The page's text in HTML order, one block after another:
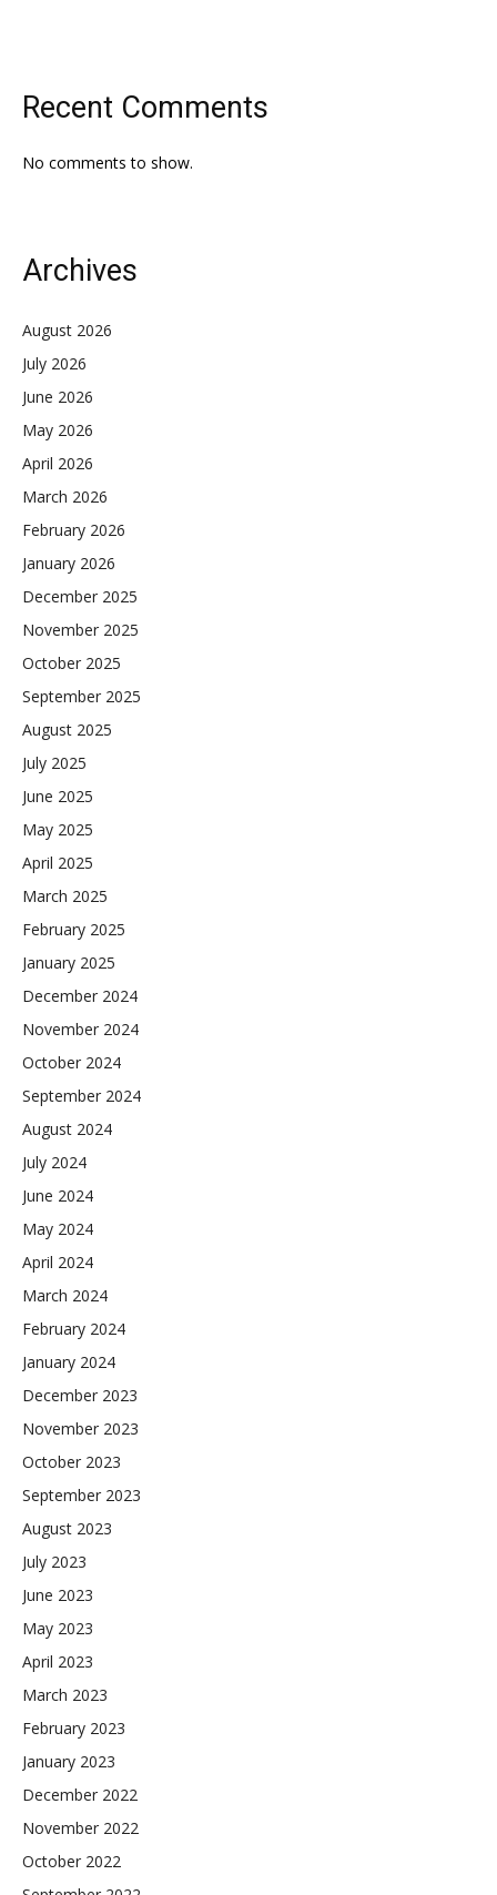
Recent Comments
No comments to show.
Archives
August 2026
July 2026
June 2026
May 2026
April 2026
March 2026
February 2026
January 2026
December 2025
November 2025
October 2025
September 2025
August 2025
July 2025
June 2025
May 2025
April 2025
March 2025
February 2025
January 2025
December 2024
November 2024
October 2024
September 2024
August 2024
July 2024
June 2024
May 2024
April 2024
March 2024
February 2024
January 2024
December 2023
November 2023
October 2023
September 2023
August 2023
July 2023
June 2023
May 2023
April 2023
March 2023
February 2023
January 2023
December 2022
November 2022
October 2022